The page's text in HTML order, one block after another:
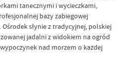
tanecznymi i wycieczkami,
bazy zabiegowej
słynie z tradycyjnej, polskiej
jadalni z widokiem na ogród
nad morzem o każdej